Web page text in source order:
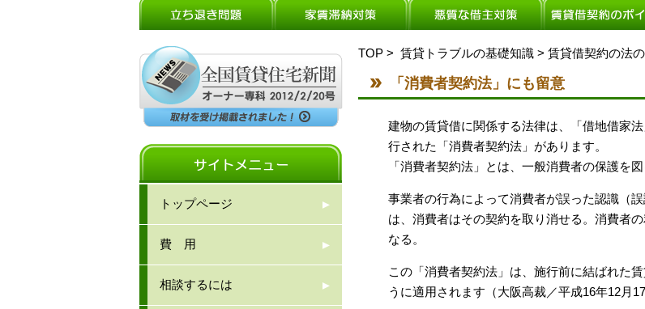
TOP > 賃貸トラブルの基礎知識 > 賃貸借契約の法
「消費者契約法」にも留意
建物の賃貸借に関係する法律は、「借地借家
行された「消費者契約法」があります。
「消費者契約法」とは、一般消費者の保護を
事業者の行為によって消費者が誤った認識（
は、消費者はその契約を取り消せる。消費者
なる。
この「消費者契約法」は、施行前に結ばれた
うに適用されます（大阪高裁／平成16年12月
トップページ
費 用
相談するには